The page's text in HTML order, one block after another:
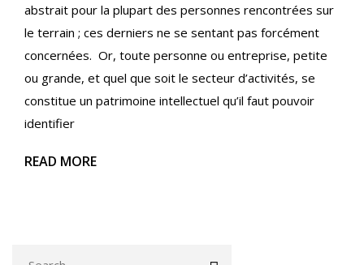
abstrait pour la plupart des personnes rencontrées sur
le terrain ; ces derniers ne se sentant pas forcément
concernées. Or, toute personne ou entreprise, petite
ou grande, et quel que soit le secteur d’activités, se
constitue un patrimoine intellectuel qu’il faut pouvoir
identifier
READ MORE